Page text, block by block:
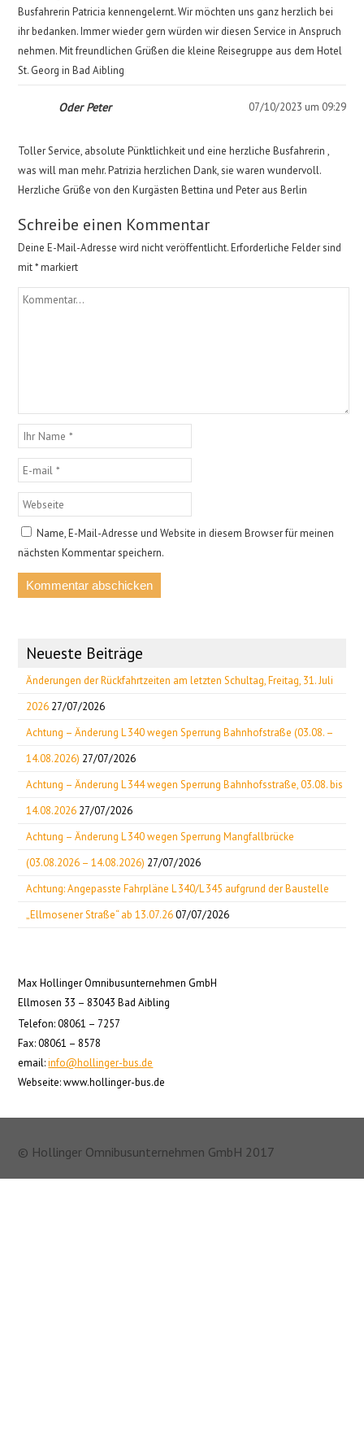
Busfahrerin Patricia kennengelernt. Wir möchten uns ganz herzlich bei
ihr bedanken. Immer wieder gern würden wir diesen Service in Anspruch
nehmen. Mit freundlichen Grüßen die kleine Reisegruppe aus dem Hotel
St. Georg in Bad Aibling
Oder Peter 07/10/2023 um 09:29
Toller Service, absolute Pünktlichkeit und eine herzliche Busfahrerin ,
was will man mehr. Patrizia herzlichen Dank, sie waren wundervoll.
Herzliche Grüße von den Kurgästen Bettina und Peter aus Berlin
Schreibe einen Kommentar
Deine E-Mail-Adresse wird nicht veröffentlicht. Erforderliche Felder sind
mit*markiert
Name, E-Mail-Adresse und Website in diesem Browser für meinen
nächsten Kommentar speichern.
Neueste Beiträge
Änderungen der Rückfahrtzeiten am letzten Schultag, Freitag, 31. Juli
2026 27/07/2026
Achtung – Änderung L 340 wegen Sperrung Bahnhofstraße (03.08. –
14.08.2026) 27/07/2026
Achtung – Änderung L 344 wegen Sperrung Bahnhofsstraße, 03.08. bis
14.08.2026 27/07/2026
Achtung – Änderung L 340 wegen Sperrung Mangfallbrücke
(03.08.2026 – 14.08.2026) 27/07/2026
Achtung: Angepasste Fahrpläne L 340/L 345 aufgrund der Baustelle
„Ellmosener Straße“ ab 13.07.26 07/07/2026
Max Hollinger Omnibusunternehmen GmbH
Ellmosen 33 – 83043 Bad Aibling
Telefon: 08061 – 7257
Fax: 08061 – 8578
email:info@hollinger-bus.de
Webseite: www.hollinger-bus.de
© Hollinger Omnibusunternehmen GmbH 2017